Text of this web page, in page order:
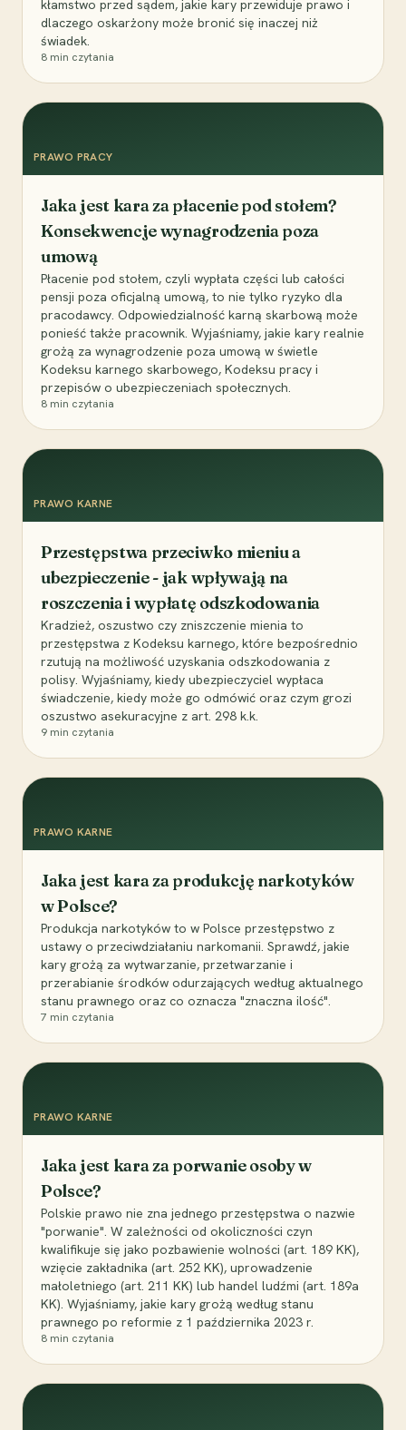
kłamstwo przed sądem, jakie kary przewiduje prawo i
dlaczego oskarżony może bronić się inaczej niż
świadek.
8 min czytania
PRAWO PRACY
Jaka jest kara za płacenie pod stołem?
Konsekwencje wynagrodzenia poza
umową
Płacenie pod stołem, czyli wypłata części lub całości
pensji poza oficjalną umową, to nie tylko ryzyko dla
pracodawcy. Odpowiedzialność karną skarbową może
ponieść także pracownik. Wyjaśniamy, jakie kary realnie
grożą za wynagrodzenie poza umową w świetle
Kodeksu karnego skarbowego, Kodeksu pracy i
przepisów o ubezpieczeniach społecznych.
8 min czytania
PRAWO KARNE
Przestępstwa przeciwko mieniu a
ubezpieczenie - jak wpływają na
roszczenia i wypłatę odszkodowania
Kradzież, oszustwo czy zniszczenie mienia to
przestępstwa z Kodeksu karnego, które bezpośrednio
rzutują na możliwość uzyskania odszkodowania z
polisy. Wyjaśniamy, kiedy ubezpieczyciel wypłaca
świadczenie, kiedy może go odmówić oraz czym grozi
oszustwo asekuracyjne z art. 298 k.k.
9 min czytania
PRAWO KARNE
Jaka jest kara za produkcję narkotyków
w Polsce?
Produkcja narkotyków to w Polsce przestępstwo z
ustawy o przeciwdziałaniu narkomanii. Sprawdź, jakie
kary grożą za wytwarzanie, przetwarzanie i
przerabianie środków odurzających według aktualnego
stanu prawnego oraz co oznacza "znaczna ilość".
7 min czytania
PRAWO KARNE
Jaka jest kara za porwanie osoby w
Polsce?
Polskie prawo nie zna jednego przestępstwa o nazwie
"porwanie". W zależności od okoliczności czyn
kwalifikuje się jako pozbawienie wolności (art. 189 KK),
wzięcie zakładnika (art. 252 KK), uprowadzenie
małoletniego (art. 211 KK) lub handel ludźmi (art. 189a
KK). Wyjaśniamy, jakie kary grożą według stanu
prawnego po reformie z 1 października 2023 r.
8 min czytania